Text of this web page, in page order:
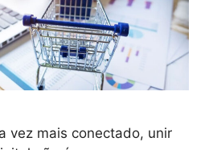
vez mais conectado, unir